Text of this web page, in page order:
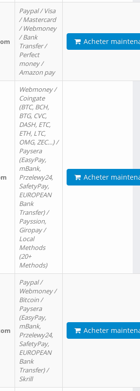
Paypal / Visa
/ Mastercard
/ Webmoney
/ Bank
Transfer /
Perfect
money /
Amazon pay
Acheter
Webmoney /
Coingate
(BTC, BCH,
BTG, CVC,
DASH, ETC,
ETH, LTC,
OMG, ZEC…) /
Paysera
(EasyPay,
mBank,
Przelewy24,
SafetyPay,
EUROPEAN
Bank
Transfer) /
Payssion,
Giropay /
Local
Methods
(20+
Methods)
Acheter
Paypal /
Webmoney /
Bitcoin /
Paysera
(EasyPay,
mBank,
Przelewy24,
SafetyPay,
EUROPEAN
Bank
Transfer) /
Skrill
Acheter